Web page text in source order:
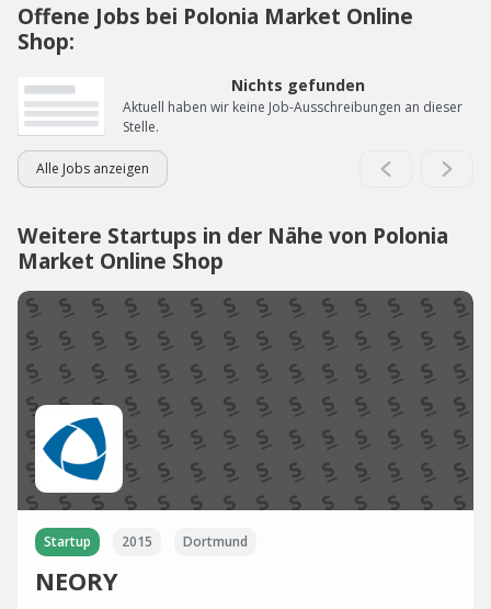
Offene Jobs bei Polonia Market Online
Shop:
Nichts gefunden
Aktuell haben wir keine Job-Ausschreibungen an dieser
Stelle.
Alle Jobs anzeigen
Weitere Startups in der Nähe von Polonia
Market Online Shop
Startup 2015 Dortmund
NEORY